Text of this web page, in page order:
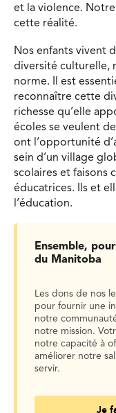
et la violence.
cette réalité.
Nos enfants vivent
diversité culturelle,
norme. Il est
reconnaître cette
richesse qu’elle
écoles se veulent
ont l’opportunité
sein d’un village
scolaires et faisons
éducatrices. Ils et
l’éducation.
Ensemble,
du Manitoba
Les dons de nos
pour fournir une
notre
notre mission.
notre capacité à
améliorer notre
servir.
Je